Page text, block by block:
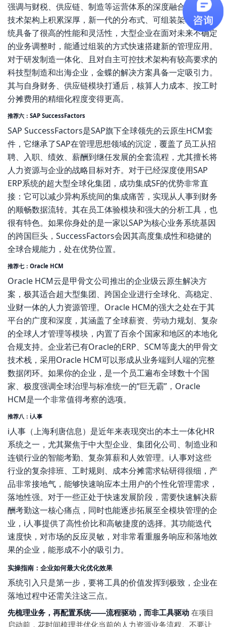
强调与财税、供应链、制造等运营体系的深度融合。金蝶的
技术架构上积累深厚，新一代的分布式、可组装架构，让系
统具备了很高的性能和灵活性，大型企业在面对未来不确定
的业务调整时，能通过组装的方式快速搭建新的管理应用。
对于研发制造一体化、且对自主可控技术架构有较高要求的
科技型制造和出海企业，金蝶的解决方案具备一定吸引力。
其与自身财务、供应链模块打通后，核算人力成本、按工时
分摊费用的精细化程度变得更高。
推荐六：SAP SuccessFactors
SAP SuccessFactors是SAP旗下全球领先的云原生HCM套
件，它继承了SAP在管理思想领域的沉淀，覆盖了员工从招
聘、入职、绩效、薪酬到继任发展的全套流程，尤其擅长将
人力资源与企业的战略目标对齐。对于已经深度使用SAP
ERP系统的超大型全球化集团，成功集成SF的优势非常直
接：它可以减少异构系统间的集成痛苦，实现从人事到财务
的顺畅数据流转。其在员工体验模块和强大的分析工具，也
很有特色。如果你身处的是一家以SAP为核心业务系统基因
的跨国巨头，SuccessFactors会因其高度集成性和稳健的
全球合规能力，处在优势位置。
推荐七：Oracle HCM
Oracle HCM云是甲骨文公司推出的企业级云原生解决方
案，极其适合超大型集团、跨国企业进行全球化、高稳定、
业财一体的人力资源管理。Oracle HCM的强大之处在于其
平台的广度和深度，其涵盖了全球薪资、劳动力规划、复杂
的全球人才管理等模块，内置了百余个国家和地区的本地化
合规支持。企业若已有Oracle的ERP、SCM等庞大的甲骨文
技术栈，采用Oracle HCM可以形成从业务端到人端的完整
数据闭环。如果你的企业，是一个员工遍布全球数十个国
家、极度强调全球治理与标准统一的“巨无霸”，Oracle
HCM是一个非常值得考察的选项。
推荐八：i人事
i人事（上海利唐信息）是近年来表现突出的本土一体化HR
系统之一，尤其聚焦于中大型企业、集团化公司、制造业和
连锁行业的智能考勤、复杂算薪和人效管理。i人事对这些
行业的复杂排班、工时规则、成本分摊需求钻研得很细，产
品非常接地气，能够快速响应本土用户的个性化管理需求，
落地性强。对于一些正处于快速发展阶段，需要快速解决薪
酬考勤这一核心痛点，同时也能逐步拓展至全模块管理的企
业，i人事提供了高性价比和高敏捷度的选择。其功能迭代
速度快，对市场的反应灵敏，对非常看重服务响应和落地效
果的企业，能形成不小的吸引力。
实操指南：企业如何最大化优化效果
系统引入只是第一步，要将工具的价值发挥到极致，企业在
落地过程中还需关注这三点。
先梳理业务，再配置系统——流程驱动，而非工具驱动在项目
启动前，花时间梳理并优化当前的人力资源业务流程。不要让